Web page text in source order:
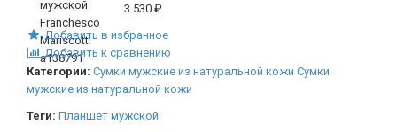
3 530 ₽
Добавить в избранное
Добавить к сравнению
Категории: Сумки мужские из натуральной кожи Сумки
мужские из натуральной кожи
Теги: Планшет мужской